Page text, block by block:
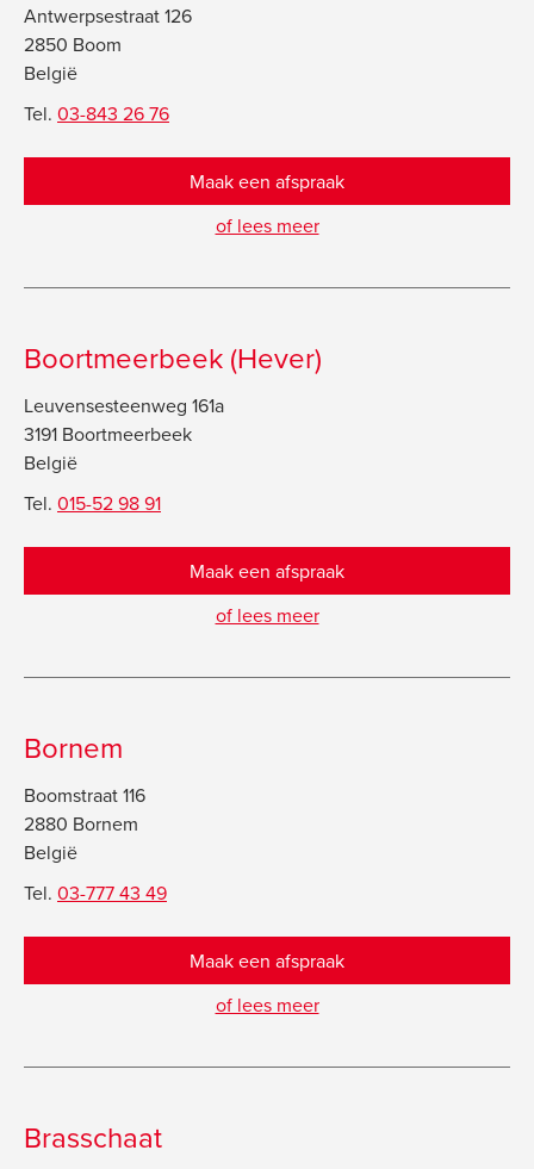
Antwerpsestraat 126
2850 Boom
België
Tel. 03-843 26 76
Maak een afspraak
of lees meer
Boortmeerbeek (Hever)
Leuvensesteenweg 161a
3191 Boortmeerbeek
België
Tel. 015-52 98 91
Maak een afspraak
of lees meer
Bornem
Boomstraat 116
2880 Bornem
België
Tel. 03-777 43 49
Maak een afspraak
of lees meer
Brasschaat